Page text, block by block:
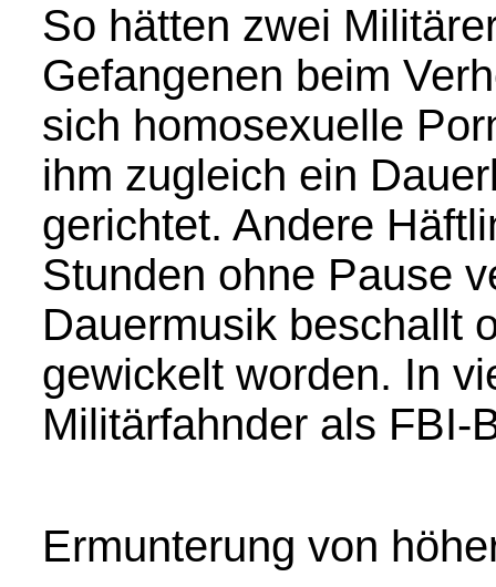
So hätten zwei
Gefangenen beim
sich homosexuelle
ihm zugleich ein
gerichtet. Andere
Stunden ohne Pause
Dauermusik beschallt
gewickelt worden. In
Militärfahnder als FBI-
Ermunterung von